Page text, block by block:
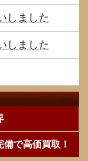
しました
しました
で高価買取！